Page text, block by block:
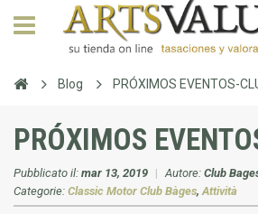
Blog PRÓXIMOS EVENTOS-
PRÓXIMOS
Pubblicato il: mar 13, 2019 | Autore: Club
Categorie: Classic Motor Club Bàges,Attività